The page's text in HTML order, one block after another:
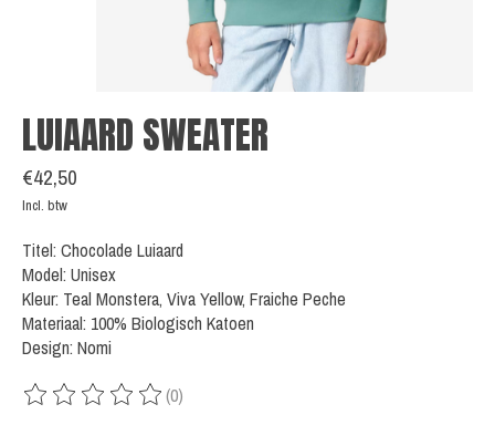
LUIAARD SWEATER
€42,50
Incl. btw
Titel: Chocolade Luiaard
Model: Unisex
Kleur: Teal Monstera, Viva Yellow, Fraiche Peche
Materiaal: 100% Biologisch Katoen
Design: Nomi
De beoordeling van dit product is
(0)